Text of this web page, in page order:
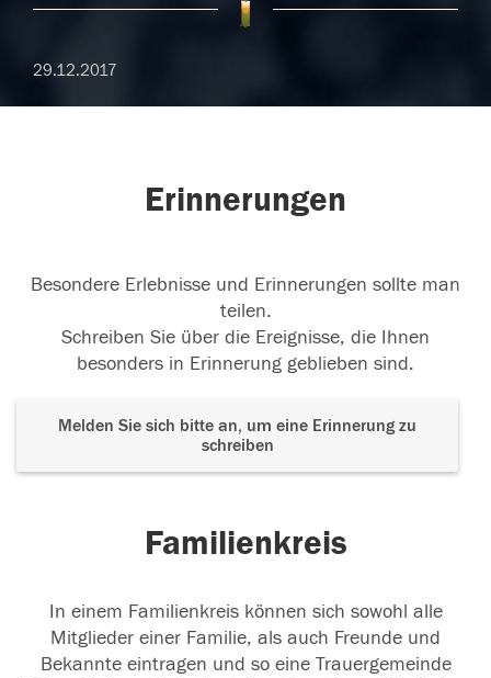
29.12.2017
Erinnerungen
Besondere Erlebnisse und Erinnerungen sollte man
teilen.
Schreiben Sie über die Ereignisse, die Ihnen
besonders in Erinnerung geblieben sind.
Melden Sie sich bitte an, um eine Erinnerung zu
schreiben
Familienkreis
In einem Familienkreis können sich sowohl alle
Mitglieder einer Familie, als auch Freunde und
Bekannte eintragen und so eine Trauergemeinde